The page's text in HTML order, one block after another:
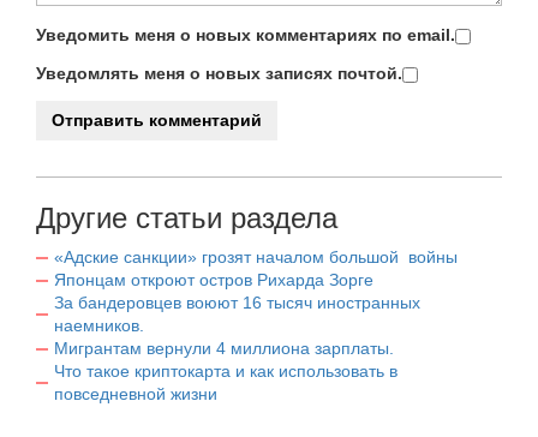
Уведомить меня о новых комментариях по email.
Уведомлять меня о новых записях почтой.
Другие статьи раздела
«Адские санкции» грозят началом большой войны
Японцам откроют остров Рихарда Зорге
За бандеровцев воюют 16 тысяч иностранных
наемников.
Мигрантам вернули 4 миллиона зарплаты.
Что такое криптокарта и как использовать в
повседневной жизни